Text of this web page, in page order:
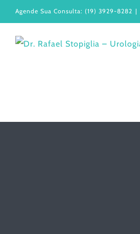
para
Agende Sua Consulta: (19) 3929-8282 |